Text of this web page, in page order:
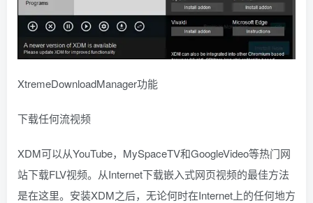
XtremeDownloadManager功能
下载任何流视频
XDM可以从YouTube，MySpaceTV和GoogleVideo等热门网
站下载FLV视频。从Internet下载嵌入式网页视频的最佳方法
是在这里。安装XDM之后，无论何时在Internet上的任何地方